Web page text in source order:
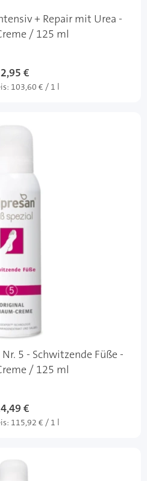
+ Repair mit Urea -
/ 125 ml
€
103,60 € / 1 l
5 - Schwitzende Füße -
/ 125 ml
€
115,92 € / 1 l